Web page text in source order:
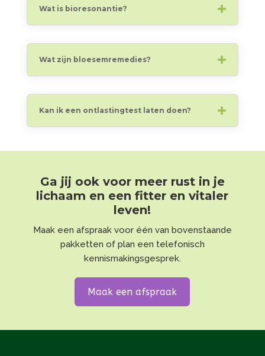
Wat is bioresonantie?
Wat zijn bloesemremedies?
Kan ik een ontlastingtest laten doen?
Ga jij ook voor meer rust in je
lichaam en een fitter en vitaler
leven!
Maak een afspraak voor één van bovenstaande
pakketten of plan een telefonisch
kennismakingsgesprek.
Maak een afspraak